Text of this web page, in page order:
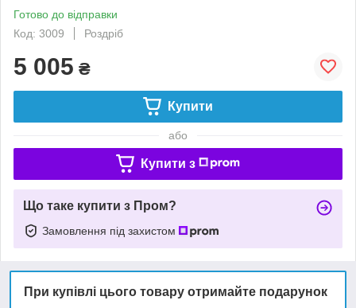
Готово до відправки
Код: 3009
Роздріб
5 005 ₴
Купити
або
Купити з
Що таке купити з Пром?
Замовлення під захистом
При купівлі цього товару отримайте подарунок